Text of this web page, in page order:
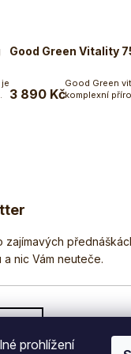
prohlížení
Good Green Vitality
3 890 Kč Do
Good Green
komplexní
či slevy!
osobních údajů